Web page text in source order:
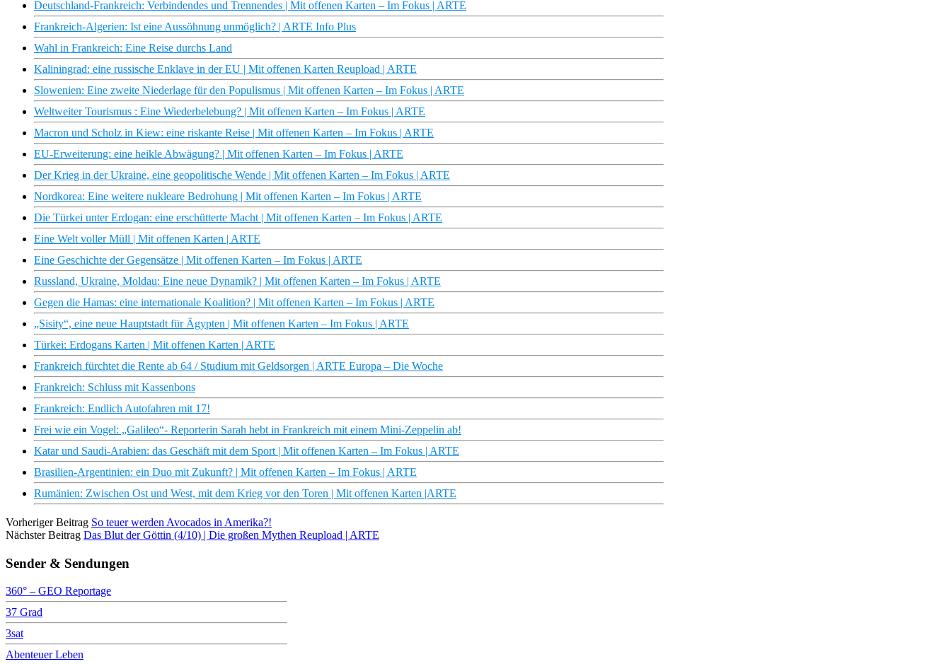
Deutschland-Frankreich: Verbindendes und Trennendes | Mit offenen Karten – Im Fokus | ARTE
Frankreich-Algerien: Ist eine Aussöhnung unmöglich? | ARTE Info Plus
Wahl in Frankreich: Eine Reise durchs Land
Kaliningrad: eine russische Enklave in der EU | Mit offenen Karten Reupload | ARTE
Slowenien: Eine zweite Niederlage für den Populismus | Mit offenen Karten – Im Fokus | ARTE
Weltweiter Tourismus : Eine Wiederbelebung? | Mit offenen Karten – Im Fokus | ARTE
Macron und Scholz in Kiew: eine riskante Reise | Mit offenen Karten – Im Fokus | ARTE
EU-Erweiterung: eine heikle Abwägung? | Mit offenen Karten – Im Fokus | ARTE
Der Krieg in der Ukraine, eine geopolitische Wende | Mit offenen Karten – Im Fokus | ARTE
Nordkorea: Eine weitere nukleare Bedrohung | Mit offenen Karten – Im Fokus | ARTE
Die Türkei unter Erdogan: eine erschütterte Macht | Mit offenen Karten – Im Fokus | ARTE
Eine Welt voller Müll | Mit offenen Karten | ARTE
Eine Geschichte der Gegensätze | Mit offenen Karten – Im Fokus | ARTE
Russland, Ukraine, Moldau: Eine neue Dynamik? | Mit offenen Karten – Im Fokus | ARTE
Gegen die Hamas: eine internationale Koalition? | Mit offenen Karten – Im Fokus | ARTE
„Sisity“, eine neue Hauptstadt für Ägypten | Mit offenen Karten – Im Fokus | ARTE
Türkei: Erdogans Karten | Mit offenen Karten | ARTE
Frankreich fürchtet die Rente ab 64 / Studium mit Geldsorgen | ARTE Europa – Die Woche
Frankreich: Schluss mit Kassenbons
Frankreich: Endlich Autofahren mit 17!
Frei wie ein Vogel: „Galileo“- Reporterin Sarah hebt in Frankreich mit einem Mini-Zeppelin ab!
Katar und Saudi-Arabien: das Geschäft mit dem Sport | Mit offenen Karten – Im Fokus | ARTE
Brasilien-Argentinien: ein Duo mit Zukunft? | Mit offenen Karten – Im Fokus | ARTE
Rumänien: Zwischen Ost und West, mit dem Krieg vor den Toren | Mit offenen Karten |ARTE
Vorheriger Beitrag So teuer werden Avocados in Amerika?!
Nächster Beitrag Das Blut der Göttin (4/10) | Die großen Mythen Reupload | ARTE
Sender & Sendungen
360° – GEO Reportage
37 Grad
3sat
Abenteuer Leben